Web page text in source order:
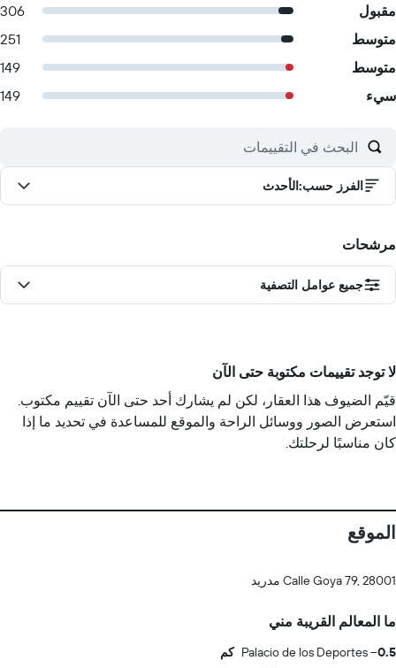
مقبول
306
متوسط
251
متوسط
149
سيء
149
الفرز حسب:الأحدث
مرشحات
جميع عوامل التصفية
لا توجد تقييمات مكتوبة حتى الآن
قيّم الضيوف هذا العقار، لكن لم يشارك أحد حتى الآن تقييم مكتوب.
استعرض الصور ووسائل الراحة والموقع للمساعدة في تحديد ما إذا
كان مناسبًا لرحلتك.
الموقع
Calle Goya 79, 28001 مدريد
ما المعالم القريبة مني
Palacio de los Deportes
0.5 كم